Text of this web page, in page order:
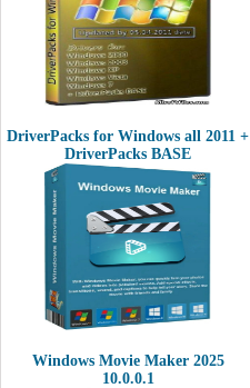
DriverPacks for Windows all 2011 +
DriverPacks BASE
Windows Movie Maker 2025
10.0.0.1